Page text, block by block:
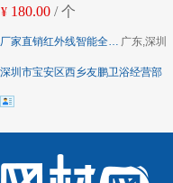
¥ 180.00 / 个
广东,深圳
厂家直销红外线智能全自动感应水龙头 单冷感应面盆水龙头
深圳市宝安区西乡友鹏卫浴经营部